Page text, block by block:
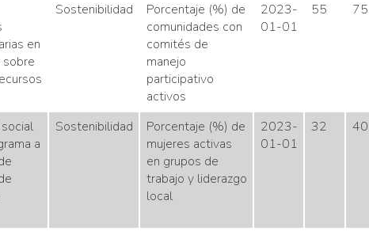
en
Sostenibilidad
Porcentaje (%) de
comunidades con
comités de
manejo
participativo
activos
2023-
01-01
55 75
a
Sostenibilidad
Porcentaje (%) de
mujeres activas
en grupos de
trabajo y liderazgo
local
2023-
01-01
32 40